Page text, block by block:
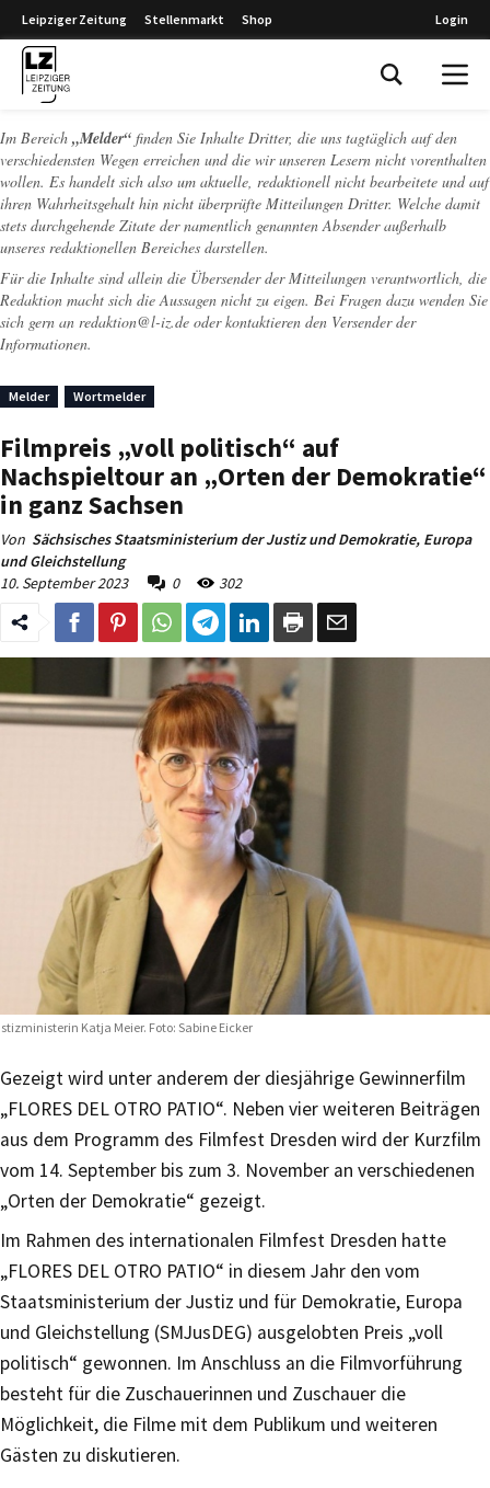
Leipziger Zeitung Stellenmarkt Shop Login
Im Bereich „Melder“ finden Sie Inhalte Dritter, die uns tagtäglich auf den
verschiedensten Wegen erreichen und die wir unseren Lesern nicht vorenthalten
wollen. Es handelt sich also um aktuelle, redaktionell nicht bearbeitete und auf
ihren Wahrheitsgehalt hin nicht überprüfte Mitteilungen Dritter. Welche damit
stets durchgehende Zitate der namentlich genannten Absender außerhalb
unseres redaktionellen Bereiches darstellen.
Für die Inhalte sind allein die Übersender der Mitteilungen verantwortlich, die
Redaktion macht sich die Aussagen nicht zu eigen. Bei Fragen dazu wenden Sie
sich gern an redaktion@l-iz.de oder kontaktieren den Versender der
Informationen.
Melder Wortmelder
Filmpreis „voll politisch“ auf
Nachspieltour an „Orten der Demokratie“
in ganz Sachsen
Von Sächsisches Staatsministerium der Justiz und Demokratie, Europa
und Gleichstellung
10. September 2023
0 302
Katja Meier. Foto: Sabine Eicker
Gezeigt wird unter anderem der diesjährige Gewinnerfilm
„FLORES DEL OTRO PATIO“. Neben vier weiteren Beiträgen
aus dem Programm des Filmfest Dresden wird der Kurzfilm
vom 14. September bis zum 3. November an verschiedenen
„Orten der Demokratie“ gezeigt.
Im Rahmen des internationalen Filmfest Dresden hatte
„FLORES DEL OTRO PATIO“ in diesem Jahr den vom
Staatsministerium der Justiz und für Demokratie, Europa
und Gleichstellung (SMJusDEG) ausgelobten Preis „voll
politisch“ gewonnen. Im Anschluss an die Filmvorführung
besteht für die Zuschauerinnen und Zuschauer die
Möglichkeit, die Filme mit dem Publikum und weiteren
Gästen zu diskutieren.